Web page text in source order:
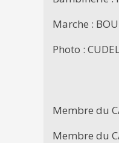
Marche :
Photo :
Membre du
Membre du